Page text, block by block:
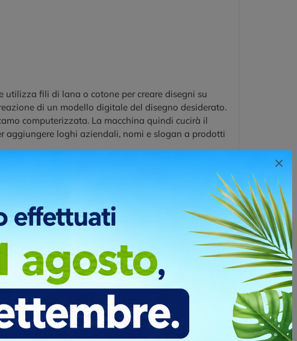
×
utilizza fili di lana o cotone per creare disegni su
di un modello digitale del disegno desiderato.
computerizzata. La macchina quindi cucirà il
aggiungere loghi aziendali, nomi e slogan a prodotti
di serigrafia e termo-trasferimento per
permette di trasferire un'immagine da uno schermo
applicato sul materiale di stampa desiderato.